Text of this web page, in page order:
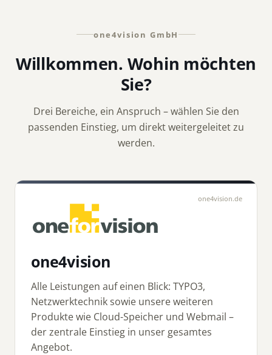
one4vision GmbH
Willkommen. Wohin möchten
Sie?
Drei Bereiche, ein Anspruch – wählen Sie den
passenden Einstieg, um direkt weitergeleitet zu
werden.
one4vision.de
one4vision
Alle Leistungen auf einen Blick: TYPO3,
Netzwerktechnik sowie unsere weiteren
Produkte wie Cloud-Speicher und Webmail –
der zentrale Einstieg in unser gesamtes
Angebot.